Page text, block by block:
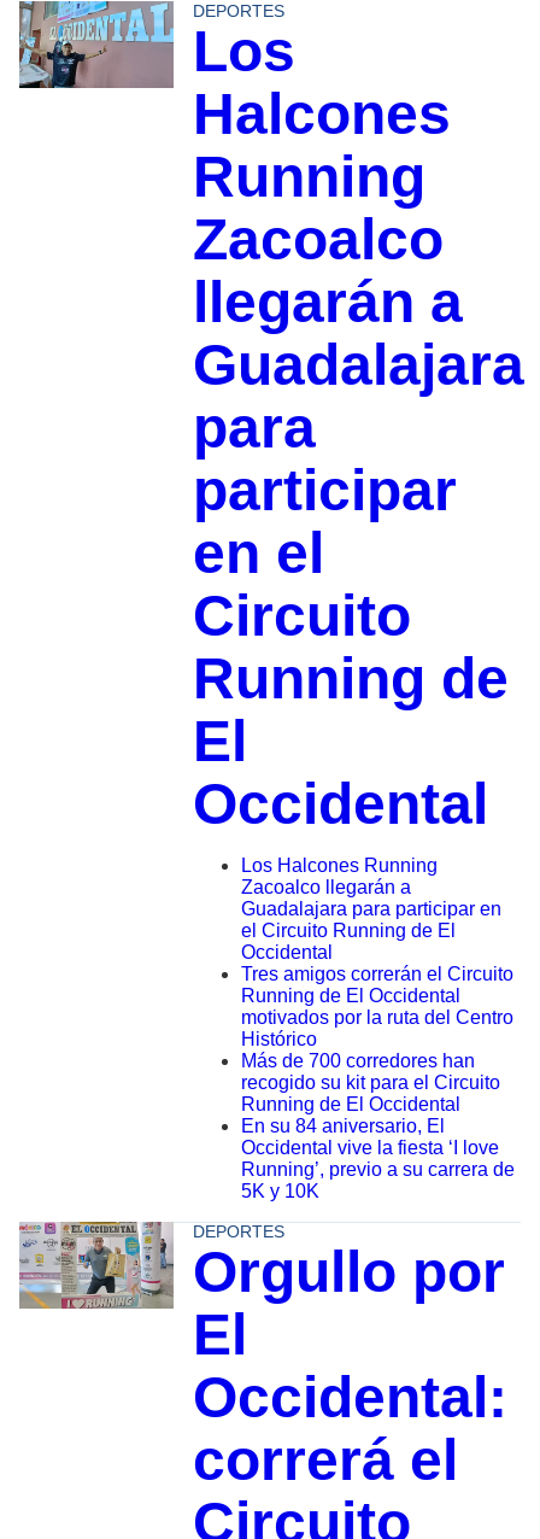
DEPORTES
Los
Halcones
Running
Zacoalco
llegarán a
Guadalajara
para
participar
en el
Circuito
Running de
El
Occidental
Los Halcones Running
Zacoalco llegarán a
Guadalajara para participar en
el Circuito Running de El
Occidental
Tres amigos correrán el Circuito
Running de El Occidental
motivados por la ruta del Centro
Histórico
Más de 700 corredores han
recogido su kit para el Circuito
Running de El Occidental
En su 84 aniversario, El
Occidental vive la fiesta ‘I love
Running’, previo a su carrera de
5K y 10K
DEPORTES
Orgullo por
El
Occidental:
correrá el
Circuito